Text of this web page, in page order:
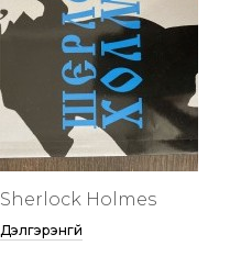
Sherlock Holmes
Дэлгэрэнгүй